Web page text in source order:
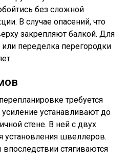
без сложной
В случае опасений, что
закрепляют балкой. Для
переделка перегородки
требуется
устанавливают до
стене. В ней с двух
установления швеллеров.
стягиваются